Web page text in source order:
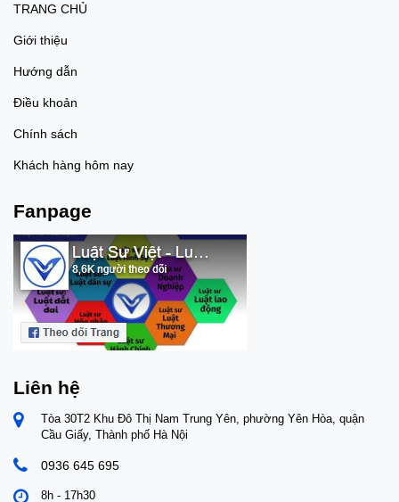
TRANG CHỦ
Giới thiệu
Hướng dẫn
Điều khoản
Chính sách
Khách hàng hôm nay
Fanpage
Liên hệ
Tòa 30T2 Khu Đô Thị Nam Trung Yên, phường Yên Hòa, quận
Cầu Giấy, Thành phố Hà Nội
0936 645 695
8h - 17h30